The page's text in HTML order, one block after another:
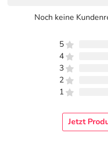
Noch keine
5
4
3
2
1
Jetzt